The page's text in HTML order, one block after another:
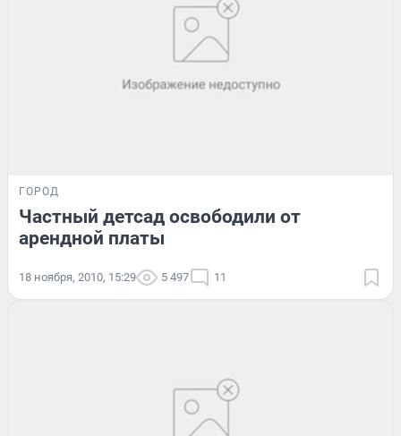
ГОРОД
Частный детсад освободили от
арендной платы
18 ноября, 2010, 15:29 5 497 11